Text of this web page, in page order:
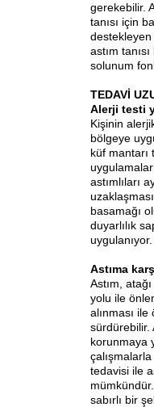
gerekebilir.
tanısı için
astım
solunum
TEDAVİ
Alerji testi
Kişinin
bölgeye
küf mantarı
astımlıları
basamağı
duyarlılık
uygulanıyor.
Astıma
Astım,
yolu ile
alınması
sürdürebilir.
korunmaya
tedavisi ile
sabırlı bir